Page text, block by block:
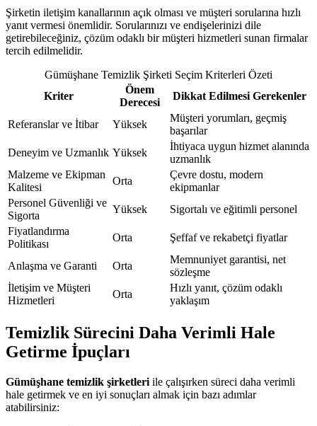
Şirketin iletişim kanallarının açık olması ve müşteri sorularına hızlı
yanıt vermesi önemlidir. Sorularınızı ve endişelerinizi dile
getirebileceğiniz, çözüm odaklı bir müşteri hizmetleri sunan firmalar
tercih edilmelidir.
Gümüşhane Temizlik Şirketi Seçim Kriterleri Özeti
Kriter
Önem
Derecesi
Dikkat Edilmesi Gerekenler
Referanslar ve İtibar Yüksek
Müşteri yorumları, geçmiş
başarılar
Deneyim ve Uzmanlık Yüksek
İhtiyaca uygun hizmet alanında
uzmanlık
Malzeme ve Ekipman
Kalitesi
Orta
Çevre dostu, modern
ekipmanlar
Personel Güvenliği ve
Sigorta
Yüksek
Sigortalı ve eğitimli personel
Fiyatlandırma
Politikası
Orta Şeffaf ve rekabetçi fiyatlar
Anlaşma ve Garanti Orta
Memnuniyet garantisi, net
sözleşme
İletişim ve Müşteri
Hizmetleri
Orta
Hızlı yanıt, çözüm odaklı
yaklaşım
Temizlik Sürecini Daha Verimli Hale
Getirme İpuçları
Gümüşhane temizlik şirketleri ile çalışırken süreci daha verimli
hale getirmek ve en iyi sonuçları almak için bazı adımlar
atabilirsiniz: